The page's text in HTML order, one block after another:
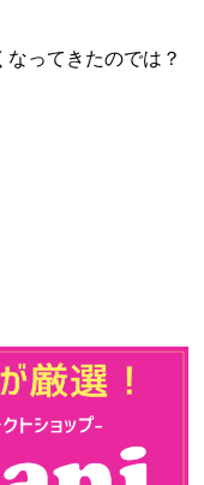
ってきたのでは？